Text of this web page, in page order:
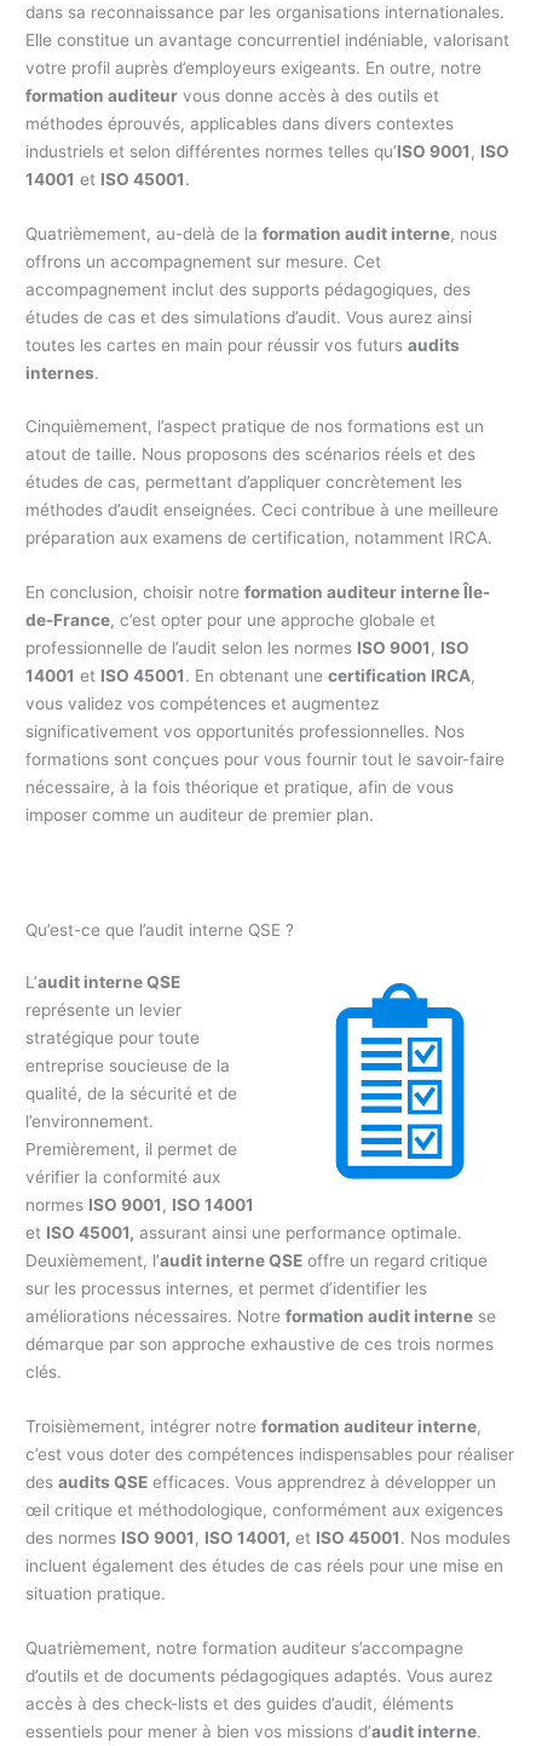
dans sa reconnaissance par les organisations internationales.
Elle constitue un avantage concurrentiel indéniable, valorisant
votre profil auprès d’employeurs exigeants. En outre, notre
formation auditeur vous donne accès à des outils et
méthodes éprouvés, applicables dans divers contextes
industriels et selon différentes normes telles qu’ISO 9001 , ISO
14001 et ISO 45001.
Quatrièmement, au-delà de laformation audit interne, nous
offrons un accompagnement sur mesure. Cet
accompagnement inclut des supports pédagogiques, des
études de cas et des simulations d’audit. Vous aurez ainsi
toutes les cartes en main pour réussir vos futursaudits
internes.
Cinquièmement, l’aspect pratique de nos formations est un
atout de taille. Nous proposons des scénarios réels et des
études de cas, permettant d’appliquer concrètement les
méthodes d’audit enseignées. Ceci contribue à une meilleure
préparation aux examens de certification, notamment IRCA.
En conclusion, choisir notreformation auditeur interne Île-
de-France, c’est opter pour une approche globale et
professionnelle de l’audit selon les normes ISO 9001, ISO
14001 et ISO 45001. En obtenant unecertification IRCA,
vous validez vos compétences et augmentez
significativement vos opportunités professionnelles. Nos
formations sont conçues pour vous fournir tout le savoir-faire
nécessaire, à la fois théorique et pratique, afin de vous
imposer comme un auditeur de premier plan.
Qu’est-ce que l’audit interne QSE ?
L’audit interne QSE
représente un levier
stratégique pour toute
entreprise soucieuse de la
qualité, de la sécurité et de
l’environnement.
Premièrement, il permet de
vérifier la conformité aux
normes ISO 9001 , ISO 14001
et ISO 45001, assurant ainsi une performance optimale.
Deuxièmement, l’audit interne QSE offre un regard critique
sur les processus internes, et permet d’identifier les
améliorations nécessaires. Notreformation audit interne se
démarque par son approche exhaustive de ces trois normes
clés.
Troisièmement, intégrer notreformation auditeur interne,
c’est vous doter des compétences indispensables pour réaliser
desaudits QSE efficaces. Vous apprendrez à développer un
œil critique et méthodologique, conformément aux exigences
des normes ISO 9001 , ISO 14001, et ISO 45001. Nos modules
incluent également des études de cas réels pour une mise en
situation pratique.
Quatrièmement, notre formation auditeur s’accompagne
d’outils et de documents pédagogiques adaptés. Vous aurez
accès à des check-lists et des guides d’audit, éléments
essentiels pour mener à bien vos missions d’audit interne.